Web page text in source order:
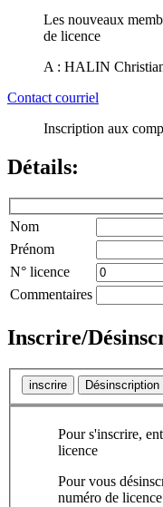
Les nouveaux
de licence
A : HALIN
Contact courriel
Inscription aux
Détails:
Nom
Prénom
N° licence
Commentaires
Inscrire/
inscrire Désinscription
Pour s'inscrire,
licence
Pour vous
numéro de licence